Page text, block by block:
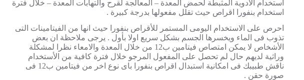
استخدام الادوية المثبطة لحمض المعدة – المعالجة لقرح والتهابات المعدة – خلال فترة
استخدام بنفورا اقراص حيث تقلل مفعولها بدرجة كبيرة .
احرص على الاستخدام اليومى المستمر للأقراص بنفورا حيث انها من الفيتامينات التى
تذوب فى الماء ويخسرها الجسم بشكل سريع اولا بأول . يرجى ملاحظة ان بعض
الأشخاص لا يمكن امتصاص فيتامين ب12 من خلال المعدة والامعاء نظرا لمشكلة
وراثية لديهم حال لم تحصل على المفعول المرجو خلال فترة كافية من الأستخدام
ناقش طبيبك فى امكانية استبدال اقراص بنفورا باى نوع اخر من فيتامين ب12 فى
صورة حقن .